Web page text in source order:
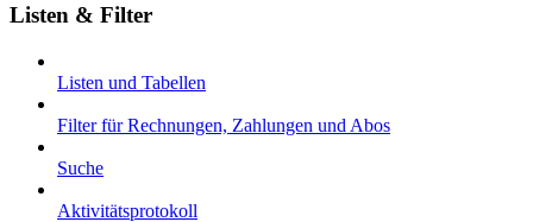
Listen & Filter
Listen und Tabellen
Filter für Rechnungen, Zahlungen und Abos
Suche
Aktivitätsprotokoll